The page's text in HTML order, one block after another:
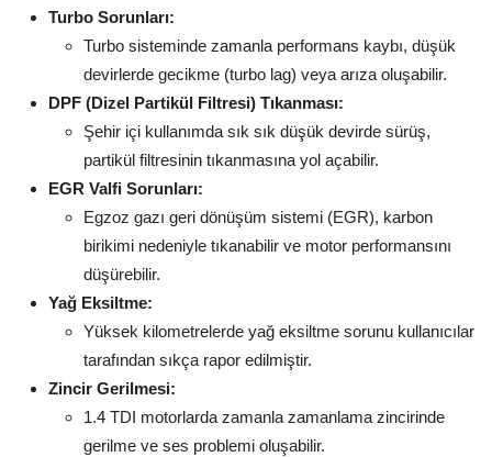
Turbo Sorunları:
Turbo sisteminde zamanla performans kaybı, düşük
devirlerde gecikme (turbo lag) veya arıza oluşabilir.
DPF (Dizel Partikül Filtresi) Tıkanması:
Şehir içi kullanımda sık sık düşük devirde sürüş,
partikül filtresinin tıkanmasına yol açabilir.
EGR Valfi Sorunları:
Egzoz gazı geri dönüşüm sistemi (EGR), karbon
birikimi nedeniyle tıkanabilir ve motor performansını
düşürebilir.
Yağ Eksiltme:
Yüksek kilometrelerde yağ eksiltme sorunu kullanıcılar
tarafından sıkça rapor edilmiştir.
Zincir Gerilmesi:
1.4 TDI motorlarda zamanla zamanlama zincirinde
gerilme ve ses problemi oluşabilir.